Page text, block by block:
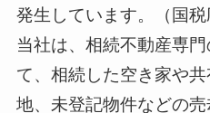
発生しています。（国税
当社は、相続不動産専
て、相続した空き家や
地、未登記物件などの